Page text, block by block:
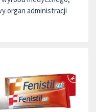
organ administracji